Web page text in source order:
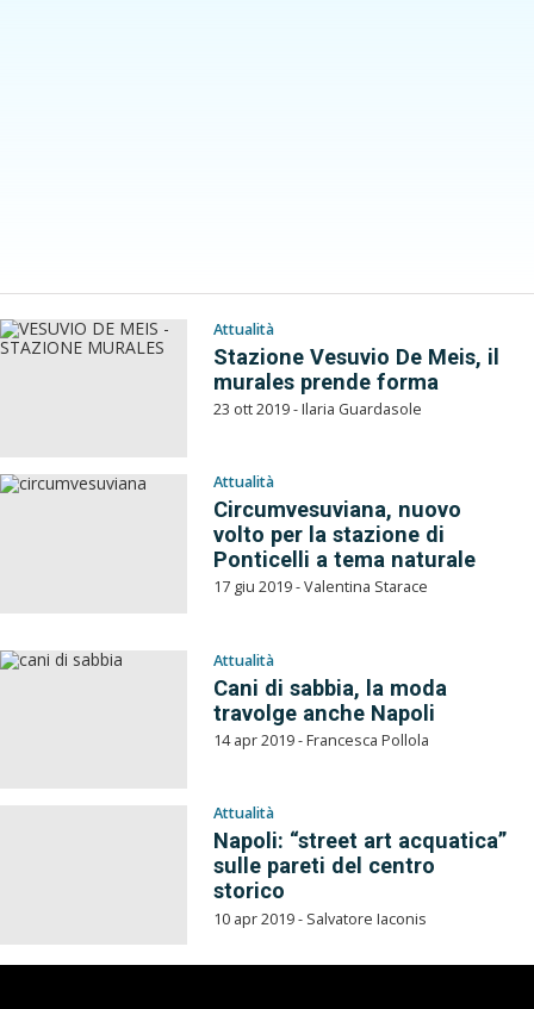
Attualità
Stazione Vesuvio De Meis, il
murales prende forma
23 ott 2019 - Ilaria Guardasole
Attualità
Circumvesuviana, nuovo
volto per la stazione di
Ponticelli a tema naturale
17 giu 2019 - Valentina Starace
Attualità
Cani di sabbia, la moda
travolge anche Napoli
14 apr 2019 - Francesca Pollola
Attualità
Napoli: “street art acquatica”
sulle pareti del centro
storico
10 apr 2019 - Salvatore Iaconis